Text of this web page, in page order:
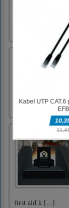
first aid k [...]